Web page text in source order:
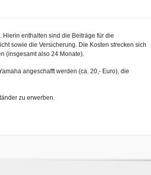
enthalten sind die Beiträge für die
sowie die Versicherung. Die Kosten strecken sich
(insgesamt also 24 Monate).
angeschafft werden (ca. 20,- Euro), die
zu erwerben.